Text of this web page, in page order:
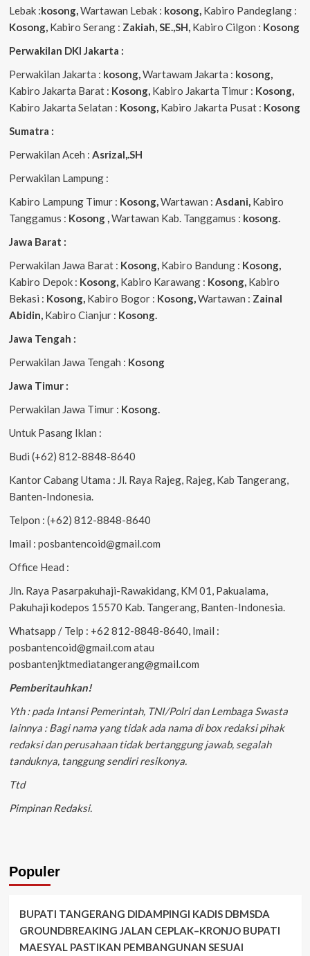
Lebak :kosong, Wartawan Lebak : kosong, Kabiro Pandeglang :
Kosong, Kabiro Serang : Zakiah, SE.,SH, Kabiro Cilgon : Kosong
Perwakilan DKI Jakarta :
Perwakilan Jakarta : kosong, Wartawam Jakarta : kosong,
Kabiro Jakarta Barat : Kosong, Kabiro Jakarta Timur : Kosong,
Kabiro Jakarta Selatan : Kosong, Kabiro Jakarta Pusat : Kosong
Sumatra :
Perwakilan Aceh : Asrizal,.SH
Perwakilan Lampung :
Kabiro Lampung Timur : Kosong, Wartawan : Asdani, Kabiro
Tanggamus : Kosong , Wartawan Kab. Tanggamus : kosong.
Jawa Barat :
Perwakilan Jawa Barat : Kosong, Kabiro Bandung : Kosong,
Kabiro Depok : Kosong, Kabiro Karawang : Kosong, Kabiro
Bekasi : Kosong, Kabiro Bogor : Kosong, Wartawan : Zainal
Abidin, Kabiro Cianjur : Kosong.
Jawa Tengah :
Perwakilan Jawa Tengah : Kosong
Jawa Timur :
Perwakilan Jawa Timur : Kosong.
Untuk Pasang Iklan :
Budi (+62) 812-8848-8640
Kantor Cabang Utama : Jl. Raya Rajeg, Rajeg, Kab Tangerang,
Banten-Indonesia.
Telpon : (+62) 812-8848-8640
Imail : posbantencoid@gmail.com
Office Head :
Jln. Raya Pasarpakuhaji-Rawakidang, KM 01, Pakualama,
Pakuhaji kodepos 15570 Kab. Tangerang, Banten-Indonesia.
Whatsapp / Telp : +62 812-8848-8640, Imail :
posbantencoid@gmail.com atau
posbantenjktmediatangerang@gmail.com
Pemberitauhkan!
Yth : pada Intansi Pemerintah, TNI/Polri dan Lembaga Swasta
lainnya : Bagi nama yang tidak ada nama di box redaksi pihak
redaksi dan perusahaan tidak bertanggung jawab, segalah
tanduknya, tanggung sendiri resikonya.
Ttd
Pimpinan Redaksi.
Populer
BUPATI TANGERANG DIDAMPINGI KADIS DBMSDA
GROUNDBREAKING JALAN CEPLAK–KRONJO BUPATI
MAESYAL PASTIKAN PEMBANGUNAN SESUAI